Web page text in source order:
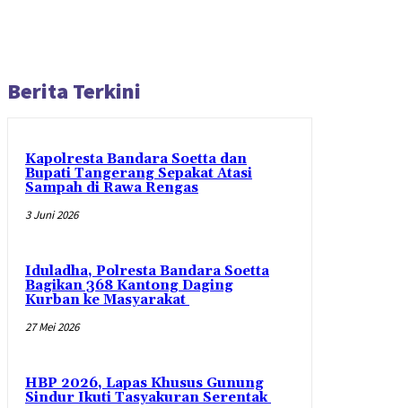
Berita Terkini
Kapolresta Bandara Soetta dan
Bupati Tangerang Sepakat Atasi
Sampah di Rawa Rengas
3 Juni 2026
Iduladha, Polresta Bandara Soetta
Bagikan 368 Kantong Daging
Kurban ke Masyarakat
27 Mei 2026
HBP 2026, Lapas Khusus Gunung
Sindur Ikuti Tasyakuran Serentak